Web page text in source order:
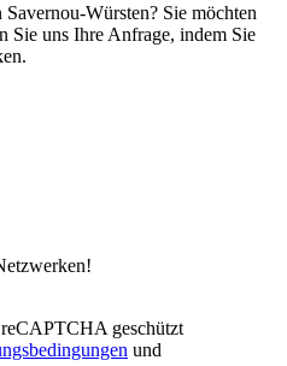
Savernou-Würsten? Sie möchten
Sie uns Ihre Anfrage, indem Sie
geschützt
und